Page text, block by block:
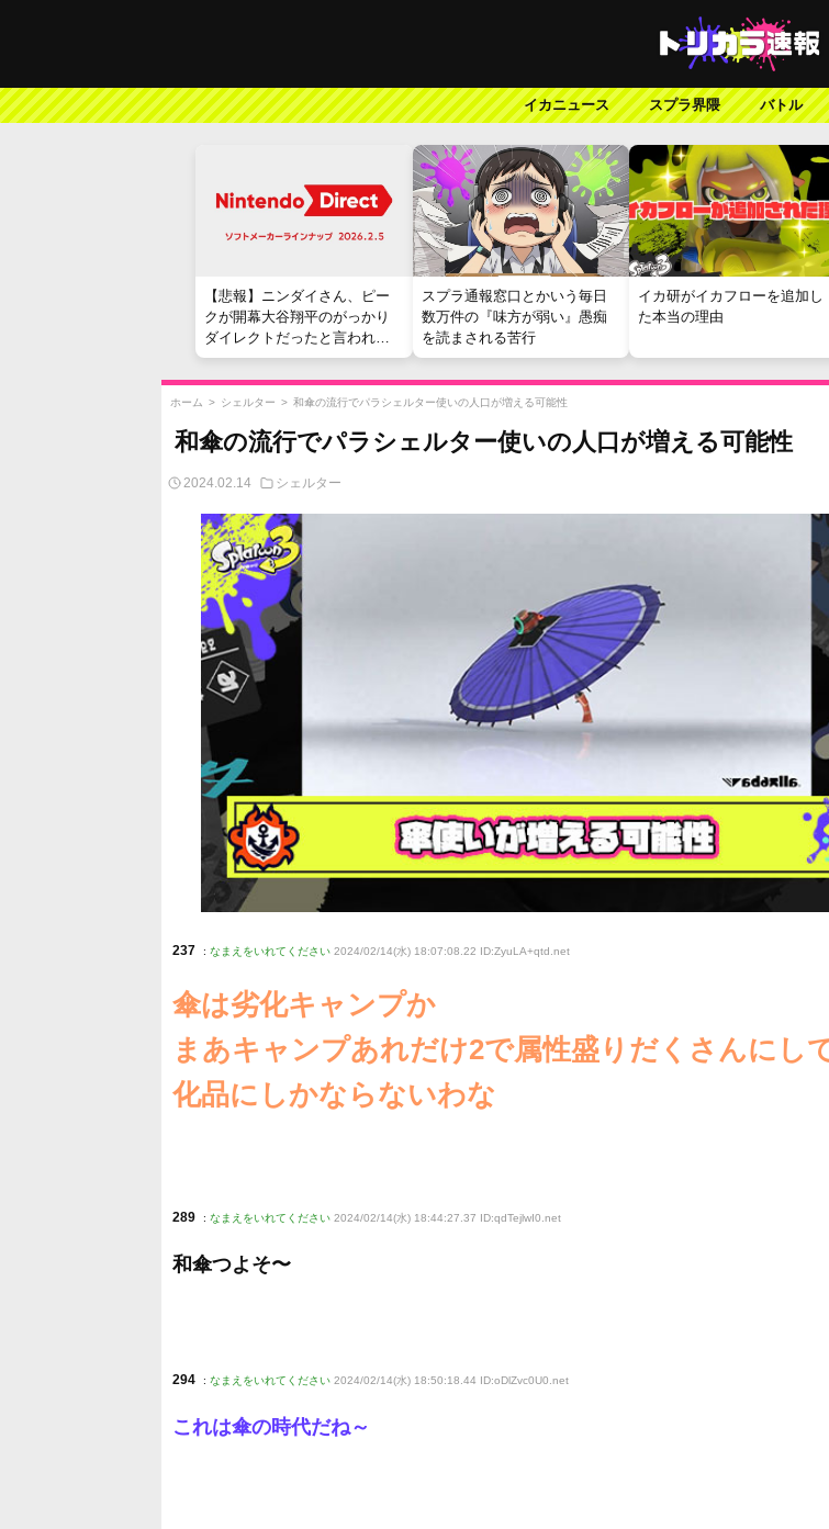
イカニュース スプラ界隈 バトル
【悲報】ニンダイさん、ピー
クが開幕大谷翔平のがっかり
ダイレクトだったと言われて
しまう
スプラ通報窓口とかいう毎日
数万件の『味方が弱い』愚痴
を読まされる苦行
イカ研がイカフローを追加し
た本当の理由
ホーム > シェルター > 和傘の流行でパラシェルター使いの人口が増える可能性
和傘の流行でパラシェルター使いの人口が増える可能性
2024.02.14 シェルター
237 : なまえをいれてください 2024/02/14(水) 18:07:08.22 ID:ZyuLA+qtd .net
傘は劣化キャンプか
まあキャンプあれだけ2で属性盛りだくさんにし
化品にしかならないわな
289 : なまえをいれてください 2024/02/14(水) 18:44:27.37 ID:qdTejlwI0 .net
和傘つよそ〜
294 : なまえをいれてください 2024/02/14(水) 18:50:18.44 ID:oDlZvc0U0.net
これは傘の時代だね～